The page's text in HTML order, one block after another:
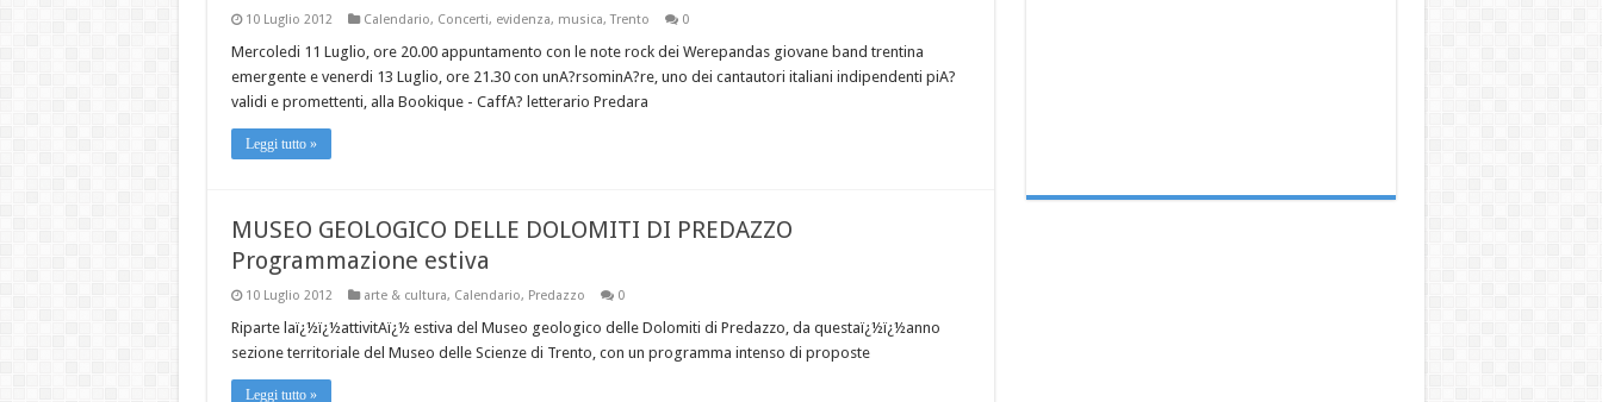
10 Luglio 2012 Calendario, Concerti, evidenza, musica,Trento 0
Mercoledi 11 Luglio, ore 20.00 appuntamento con le note rock dei Werepandas giovane band trentina
emergente e venerdi 13 Luglio, ore 21.30 con unA?rsominA?re, uno dei cantautori italiani indipendenti piA?
validi e promettenti, alla Bookique - CaffA? letterario Predara
Leggi tutto »
MUSEO GEOLOGICO DELLE DOLOMITI DI PREDAZZO
Programmazione estiva
10 Luglio 2012 arte & cultura, Calendario, Predazzo 0
Riparte laï¿½ï¿½attivitAï¿½ estiva del Museo geologico delle Dolomiti di Predazzo, da questaï¿½ï¿½anno
sezione territoriale del Museo delle Scienze di Trento, con un programma intenso di proposte
Leggi tutto »